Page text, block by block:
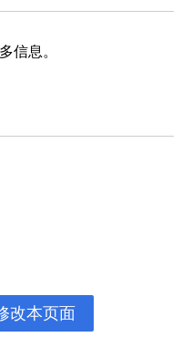
信息。
改本页面